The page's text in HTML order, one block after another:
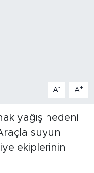
A- A+
yağış nedeni
suyun
ekiplerinin